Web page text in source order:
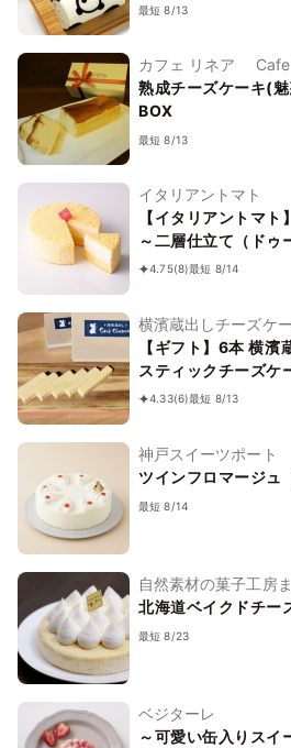
最短 8/13
カフェ リネア Cafe
熟成チーズケーキ(
BOX
最短 8/13
イタリアントマト
【イタリアントマ
～二層仕立て（ドゥ
ュ）～ 5号(15cm)
4.75(8)最短 8/14
横濱蔵出しチーズケ
【ギフト】6本 横濱
スティックチーズケ
4.33(6)最短 8/13
神戸スイーツポート
ツインフロマージュ
最短 8/14
自然素材の菓子工房
北海道ベイクドチー
最短 8/23
ベジターレ
～可愛い缶入りスイ